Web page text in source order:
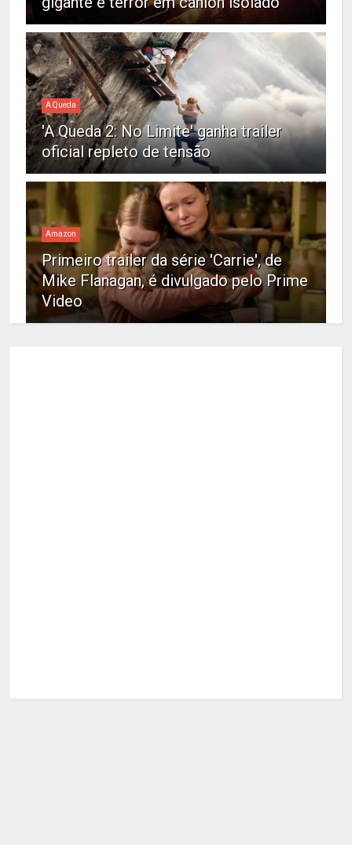
A Queda
'A Queda 2: No Limite' ganha trailer
oficial repleto de tensão
Amazon
Primeiro trailer da série 'Carrie', de
Mike Flanagan, é divulgado pelo Prime
Video